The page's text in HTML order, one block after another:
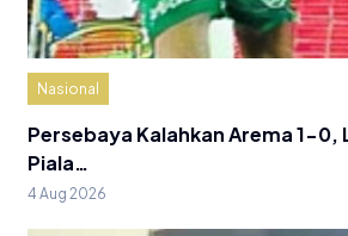
Nasional
Persebaya Kalahkan Arema 1-0,
Piala…
4 Aug 2026